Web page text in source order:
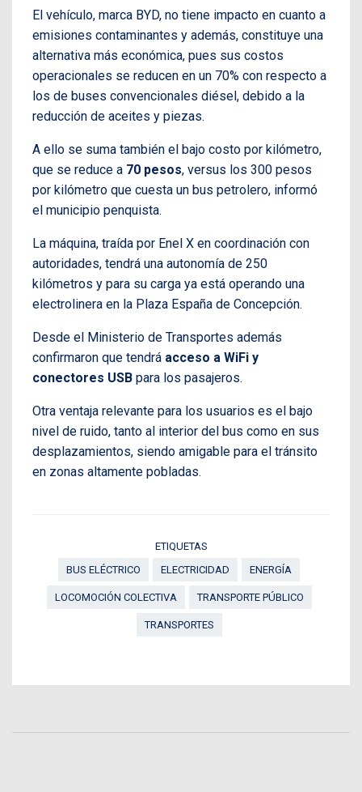
El vehículo, marca BYD, no tiene impacto en cuanto a
emisiones contaminantes y además, constituye una
alternativa más económica, pues sus costos
operacionales se reducen en un 70% con respecto a
los de buses convencionales diésel, debido a la
reducción de aceites y piezas.
A ello se suma también el bajo costo por kilómetro,
que se reduce a 70 pesos, versus los 300 pesos
por kilómetro que cuesta un bus petrolero, informó
el municipio penquista.
La máquina, traída por Enel X en coordinación con
autoridades, tendrá una autonomía de 250
kilómetros y para su carga ya está operando una
electrolinera en la Plaza España de Concepción.
Desde el Ministerio de Transportes además
confirmaron que tendrá acceso a WiFi y
conectores USB para los pasajeros.
Otra ventaja relevante para los usuarios es el bajo
nivel de ruido, tanto al interior del bus como en sus
desplazamientos, siendo amigable para el tránsito
en zonas altamente pobladas.
ETIQUETAS
BUS ELÉCTRICO
ELECTRICIDAD ENERGÍA
LOCOMOCIÓN COLECTIVA TRANSPORTE PÚBLICO
TRANSPORTES